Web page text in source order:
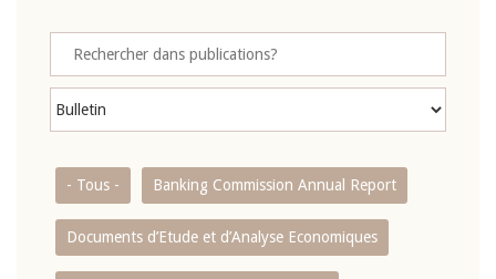
- Tous - Banking Commission Annual Report
Documents d’Etude et d’Analyse Economiques